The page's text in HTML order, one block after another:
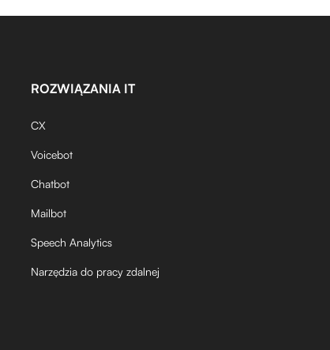
ROZWIĄZANIA IT
CX
Voicebot
Chatbot
Mailbot
Speech Analytics
Narzędzia do pracy zdalnej